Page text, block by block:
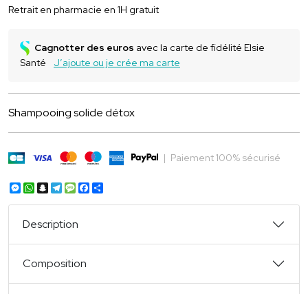
Retrait en pharmacie en 1H gratuit
Cagnotter des euros avec la carte de fidélité Elsie
Santé
J’ajoute ou je crée ma carte
Shampooing solide détox
| Paiement 100% sécurisé
Messenger
WhatsApp
Snapchat
Telegram
Message
Facebook
Description
Composition